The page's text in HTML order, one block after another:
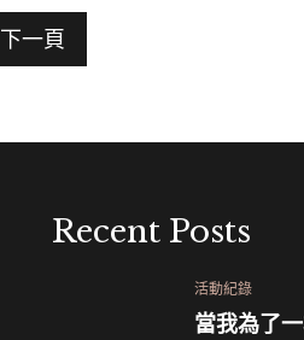
下一頁
Recent Posts
活動紀錄
當我為了